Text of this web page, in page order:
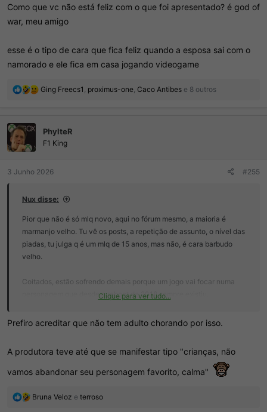
Como que vc não está feliz com o que foi apresentado? é god of
war, meu amigo
esse é o tipo de cara que fica feliz quando a esposa sai com o
namorado e ele fica em casa jogando videogame
R
õ
e
Ging Freecs1 proximus-one Caco Antibes e 8 outros
PhylteR
F1 King
3 Junho 2026 #255
Nux disse:
Pior que não é só mlq novo, aqui no fórum mesmo, a maioria é
marmanjo velho. Tu vê os posts, a repetição de assunto, o nível das
piadas, tu julga q é um mlq de 15 anos, mas não, é cara barbudo
velho.
Coitados, estão sofrendo demais porque um jogo vai focar numa
personagem que desde o reboot de 2018 sempre existiu.
Tadinhos, é dms pra eles.
Clique para ver tudo...
Prefiro acreditar que não tem adulto chorando por isso.
A produtora teve até que se manifestar tipo "crianças, não
vamos abandonar seu personagem favorito, calma"
R
Bruna Veloz e terroso